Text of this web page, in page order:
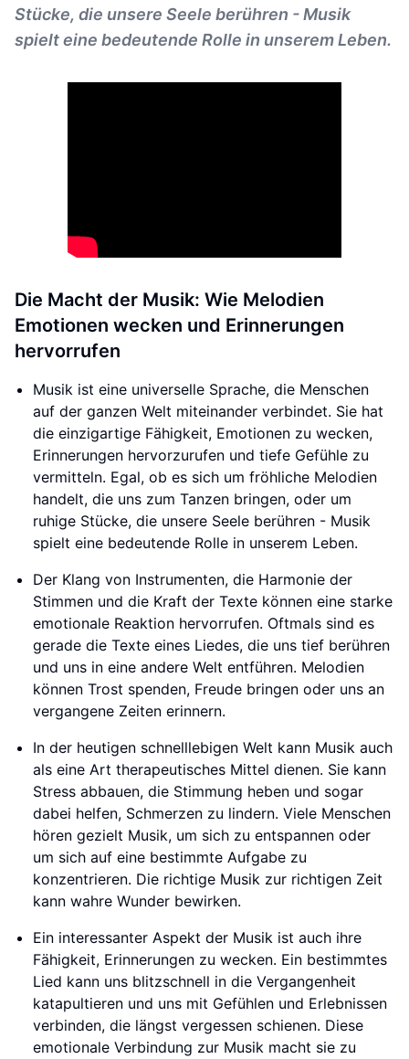
Stücke, die unsere Seele berühren - Musik
spielt eine bedeutende Rolle in unserem Leben.
Die Macht der Musik: Wie Melodien
Emotionen wecken und Erinnerungen
hervorrufen
Musik ist eine universelle Sprache, die Menschen
auf der ganzen Welt miteinander verbindet. Sie hat
die einzigartige Fähigkeit, Emotionen zu wecken,
Erinnerungen hervorzurufen und tiefe Gefühle zu
vermitteln. Egal, ob es sich um fröhliche Melodien
handelt, die uns zum Tanzen bringen, oder um
ruhige Stücke, die unsere Seele berühren - Musik
spielt eine bedeutende Rolle in unserem Leben.
Der Klang von Instrumenten, die Harmonie der
Stimmen und die Kraft der Texte können eine starke
emotionale Reaktion hervorrufen. Oftmals sind es
gerade die Texte eines Liedes, die uns tief berühren
und uns in eine andere Welt entführen. Melodien
können Trost spenden, Freude bringen oder uns an
vergangene Zeiten erinnern.
In der heutigen schnelllebigen Welt kann Musik auch
als eine Art therapeutisches Mittel dienen. Sie kann
Stress abbauen, die Stimmung heben und sogar
dabei helfen, Schmerzen zu lindern. Viele Menschen
hören gezielt Musik, um sich zu entspannen oder
um sich auf eine bestimmte Aufgabe zu
konzentrieren. Die richtige Musik zur richtigen Zeit
kann wahre Wunder bewirken.
Ein interessanter Aspekt der Musik ist auch ihre
Fähigkeit, Erinnerungen zu wecken. Ein bestimmtes
Lied kann uns blitzschnell in die Vergangenheit
katapultieren und uns mit Gefühlen und Erlebnissen
verbinden, die längst vergessen schienen. Diese
emotionale Verbindung zur Musik macht sie zu